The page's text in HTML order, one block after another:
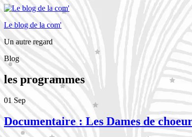
Le blog de la com'
Un autre regard
Blog
les programmes
01 Sep
Documentaire : Les Dames de